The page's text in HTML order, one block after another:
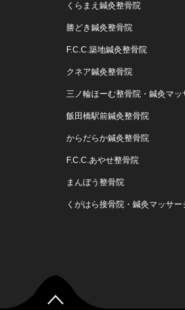
くらまえ鍼灸整骨院
勝どき鍼灸整骨院
F.C.C.築地鍼灸整骨院
クネア鍼灸整骨院
三ノ輪ほーむ整骨院・鍼灸マッ
飯田橋駅前鍼灸整骨院
からだらか鍼灸整骨院
F.C.C.あやせ整骨院
まんぼう整骨院
くがはら接骨院・鍼灸マッサー